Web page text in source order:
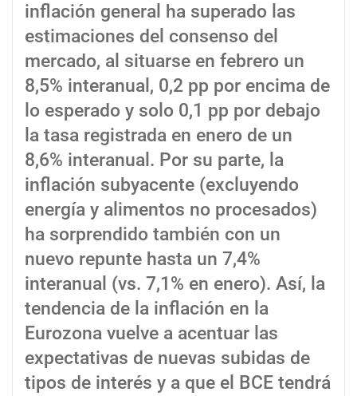
inflación general ha superado las
estimaciones del consenso del
mercado, al situarse en febrero un
8,5% interanual, 0,2 pp por encima de
lo esperado y solo 0,1 pp por debajo
la tasa registrada en enero de un
8,6% interanual. Por su parte, la
inflación subyacente (excluyendo
energía y alimentos no procesados)
ha sorprendido también con un
nuevo repunte hasta un 7,4%
interanual (vs. 7,1% en enero). Así, la
tendencia de la inflación en la
Eurozona vuelve a acentuar las
expectativas de nuevas subidas de
tipos de interés y a que el BCE tendrá